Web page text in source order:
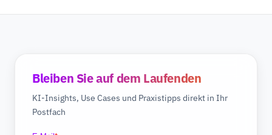
Bleiben Sie auf dem Laufenden
KI-Insights, Use Cases und Praxistipps direkt in Ihr
Postfach